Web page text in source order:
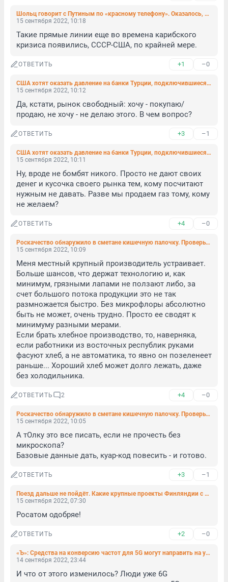
Шольц говорит с Путиным по «красному телефону». Оказалось, что это новейшая спецразработка
15 сентября 2022, 10:18
Такие прямые линии еще во времена карибского
кризиса появились, СССР-США, по крайней мере.
ОТВЕТИТЬ +1 –0
США хотят оказать давление на банки Турции, подключившиеся к системе «Мир»
15 сентября 2022, 10:12
Да, кстати, рынок свободный: хочу - покупаю/
продаю, не хочу - не делаю этого. В чем вопрос?
ОТВЕТИТЬ +3 –1
США хотят оказать давление на банки Турции, подключившиеся к системе «Мир»
15 сентября 2022, 10:11
Ну, вроде не бомбят никого. Просто не дают своих
денег и кусочка своего рынка тем, кому посчитают
нужным не давать. Разве мы продаем газ тому, кому
не желаем?
ОТВЕТИТЬ +4 –0
Роскачество обнаружило в сметане кишечную палочку. Проверьте, не такую ли вы покупаете
15 сентября 2022, 10:09
Меня местный крупный производитель устраивает.
Больше шансов, что держат технологию и, как
минимум, грязными лапами не ползают либо, за
счет большого потока продукции это не так
размножается быстро. Без микрофлоры абсолютно
быть не может, очень трудно. Просто ее сводят к
минимуму разными мерами.
Если брать хлебное производство, то, наверняка,
если работники из восточных республик руками
фасуют хлеб, а не автоматика, то явно он позеленеет
раньше... Хороший хлеб может долго лежать, даже
без холодильника.
ОТВЕТИТЬ 2 +4 –0
Роскачество обнаружило в сметане кишечную палочку. Проверьте, не такую ли вы покупаете
15 сентября 2022, 10:05
А тОлку это все писать, если не прочесть без
микроскопа?
Базовые данные дать, куар-код повесить - и готово.
ОТВЕТИТЬ +3 –1
Поезд дальше не пойдёт. Какие крупные проекты Финляндии с Россией не будут реализованы
15 сентября 2022, 07:30
Росатом одобряе!
ОТВЕТИТЬ +2 –0
«Ъ»: Средства на конверсию частот для 5G могут направить на устранение ЧС на сетях связи
14 сентября 2022, 23:44
И что от этого изменилось? Люди уже 6G